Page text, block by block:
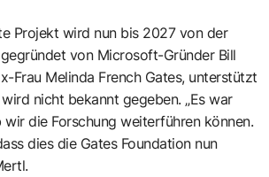
Projekt wird nun bis 2027 von der
von Microsoft-Gründer Bill
Frau Melinda French Gates, unterstützt
nicht bekannt gegeben. „Es war
wir die Forschung weiterführen können.
dies die Gates Foundation nun